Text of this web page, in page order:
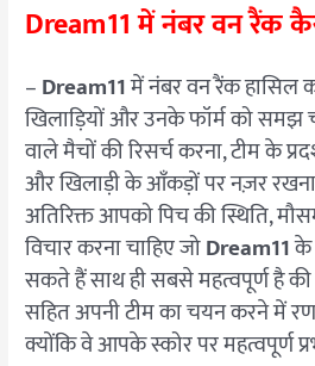
Dream11 में नंबर वन रैंक
–Dream11में नंबर वन रैंक
खिलाड़ियों और उनके फॉर्म को
वाले मैचों की रिसर्च करना, टीम के
और खिलाड़ी के आँकड़ों पर नज़र
अतिरिक्त आपको पिच की स्थिति,
विचार करना चाहिए जोDream11के
सकते हैं साथ ही सबसे महत्वपूर्ण है
सहित अपनी टीम का चयन करने में
क्योंकि वे आपके स्कोर पर महत्वपूर्ण